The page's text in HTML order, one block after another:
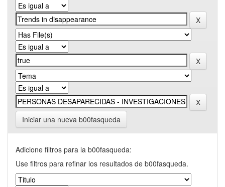
Iniciar una nueva b00fasqueda
Adicione filtros para la b00fasqueda:
Use filtros para refinar los resultados de b00fasqueda.